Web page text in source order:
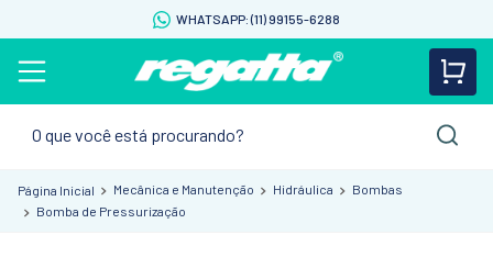
WHATSAPP: (11) 99155-6288
Mecânica e Manutenção Hidráulica
Bombas
Bomba de Pressurização